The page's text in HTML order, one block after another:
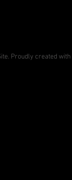
Proudly created with